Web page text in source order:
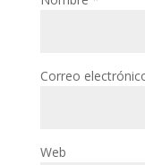
Correo
Web